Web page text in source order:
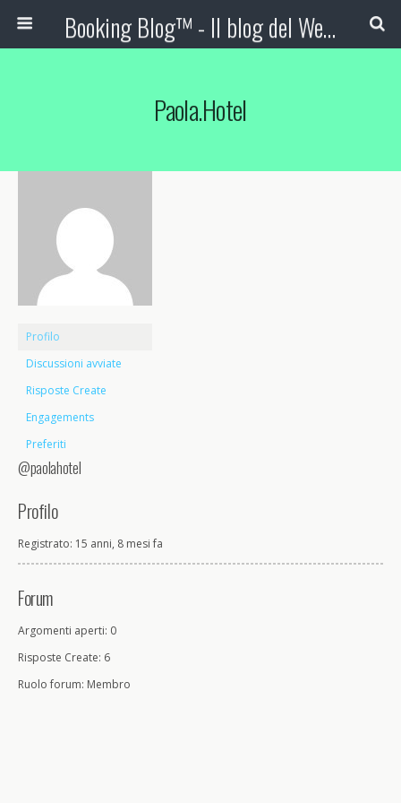
Booking Blog™ - Il blog del Web Marketing Turistico
Paola.hotel
Profilo
Discussioni avviate
Risposte Create
Engagements
Preferiti
@paolahotel
Profilo
Registrato: 15 anni, 8 mesi fa
Forum
Argomenti aperti: 0
Risposte Create: 6
Ruolo forum: Membro